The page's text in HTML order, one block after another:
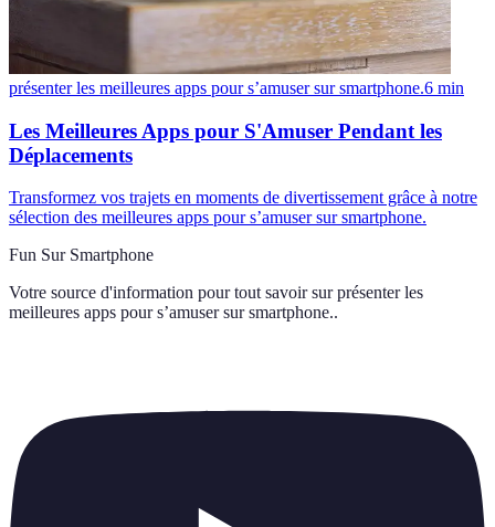
présenter les meilleures apps pour s’amuser sur smartphone.6 min
Les Meilleures Apps pour S'Amuser Pendant les
Déplacements
Transformez vos trajets en moments de divertissement grâce à notre
sélection des meilleures apps pour s’amuser sur smartphone.
Fun Sur Smartphone
Votre source d'information pour tout savoir sur présenter les
meilleures apps pour s’amuser sur smartphone..